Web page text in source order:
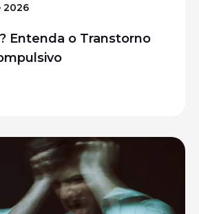
2026
Entenda o Transtorno